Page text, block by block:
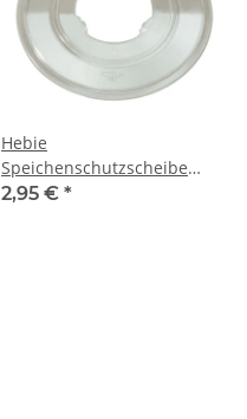
Hebie
Speichenschutzscheibe
1030 M5
2,95 € *